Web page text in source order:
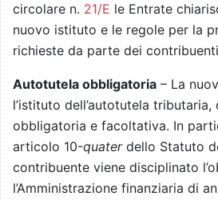
circolare n. 21/E le Entrate
nuovo istituto e le regole per la
richieste da parte dei
Autotutela obbligatoria – La
l’istituto dell’autotutela
obbligatoria e facoltativa. In
articolo 10-quater dello Statuto
contribuente viene disciplinato
l’Amministrazione finanziaria di